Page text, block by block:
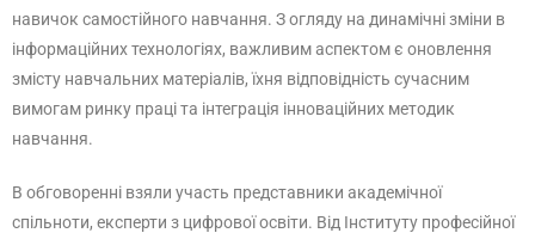
навичок самостійного навчання. З огляду на динамічні зміни в
інформаційних технологіях, важливим аспектом є оновлення
змісту навчальних матеріалів, їхня відповідність сучасним
вимогам ринку праці та інтеграція інноваційних методик
навчання.
В обговоренні взяли участь представники академічної
спільноти, експерти з цифрової освіти. Від Інституту професійної